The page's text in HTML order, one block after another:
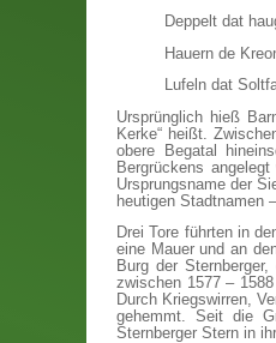
Deppelt dat
Hauern de
Lufeln dat
Ursprünglich hieß
Kerke“ heißt.
obere Begatal
Bergrückens
Ursprungsname der
heutigen Stadtnamen
Drei Tore führten in
eine Mauer und an
Burg der
zwischen 1577 –
Durch Kriegswirren,
gehemmt. Seit die
Sternberger Stern in